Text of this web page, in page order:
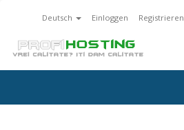
Deutsch Einloggen Registrieren